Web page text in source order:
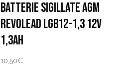
BATTERIE SIGILLATE AGM
REVOLEAD LGB12-1,3 12V
1,3AH
10,50€